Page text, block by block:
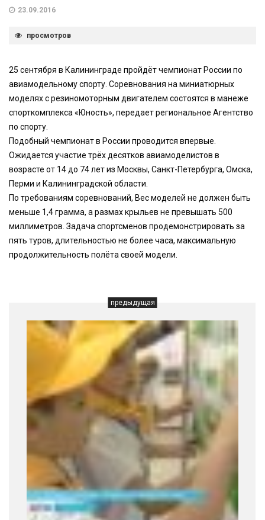
23.09.2016
просмотров
25 сентября в Калининграде пройдёт чемпионат России по
авиамодельному спорту. Соревнования на миниатюрных
моделях с резиномоторным двигателем состоятся в манеже
спорткомплекса «Юность», передает региональное Агентство
по спорту.
Подобный чемпионат в России проводится впервые.
Ожидается участие трёх десятков авиамоделистов в
возрасте от 14 до 74 лет из Москвы, Санкт-Петербурга, Омска,
Перми и Калининградской области.
По требованиям соревнований, Вес моделей не должен быть
меньше 1,4 грамма, а размах крыльев не превышать 500
миллиметров. Задача спортсменов продемонстрировать за
пять туров, длительностью не более часа, максимальную
продолжительность полёта своей модели.
предыдущая